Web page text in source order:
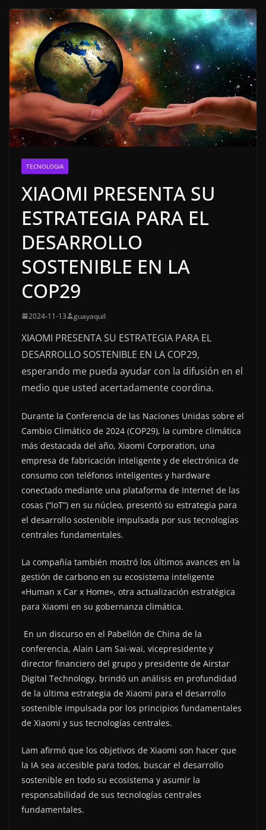
TECNOLOGIA
XIAOMI PRESENTA SU
ESTRATEGIA PARA EL
DESARROLLO
SOSTENIBLE EN LA
COP29
2024-11-13 guayaquil
XIAOMI PRESENTA SU ESTRATEGIA PARA EL
DESARROLLO SOSTENIBLE EN LA COP29,
esperando me pueda ayudar con la difusión en el
medio que usted acertadamente coordina.
Durante la Conferencia de las Naciones Unidas sobre el
Cambio Climático de 2024 (COP29), la cumbre climática
más destacada del año, Xiaomi Corporation, una
empresa de fabricación inteligente y de electrónica de
consumo con teléfonos inteligentes y hardware
conectado mediante una plataforma de Internet de las
cosas (“IoT”) en su núcleo, presentó su estrategia para
el desarrollo sostenible impulsada por sus tecnologías
centrales fundamentales.
La compañía también mostró los últimos avances en la
gestión de carbono en su ecosistema inteligente
«Human x Car x Home», otra actualización estratégica
para Xiaomi en su gobernanza climática.
En un discurso en el Pabellón de China de la
conferencia, Alain Lam Sai-wai, vicepresidente y
director financiero del grupo y presidente de Airstar
Digital Technology, brindó un análisis en profundidad
de la última estrategia de Xiaomi para el desarrollo
sostenible impulsada por los principios fundamentales
de Xiaomi y sus tecnologías centrales.
Lam afirmó que los objetivos de Xiaomi son hacer que
la IA sea accesible para todos, buscar el desarrollo
sostenible en todo su ecosistema y asumir la
responsabilidad de sus tecnologías centrales
fundamentales.